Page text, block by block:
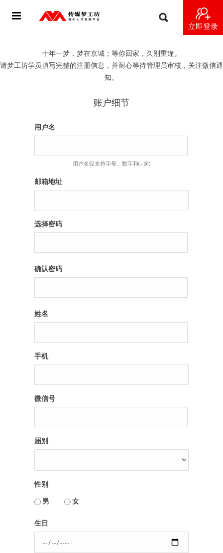
立即登录
用户名或Email
纪录片2 青年人不同活法
出彩2016
辉煌2013
梦工坊圈
人脉圈
信息圈
品牌的力量
十年一梦，梦在京城；等你回家，久别重逢。
请梦工坊学员填写完整的注册信息，并耐心等待管理员审核，关注微信通
知。
账户细节
用户名
用户名仅支持字母、数字和(.-@)
邮箱地址
选择密码
确认密码
姓名
手机
微信号
届别
性别
男
女
生日